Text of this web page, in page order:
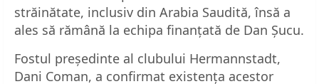
străinătate, inclusiv din Arabia Saudită, însă a
ales să rămână la echipa finanțată de Dan Șucu.
Fostul președinte al clubului Hermannstadt,
Dani Coman, a confirmat existența acestor